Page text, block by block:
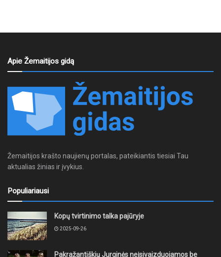
Apie Žemaitijos gidą
Žemaitijos krašto naujienų portalas, pateikiantis tiesiai Tau
aktualias žinias ir įvykius.
Populiariausi
Kopų tvirtinimo talka pajūryje
2025-09-26
Pakražantiškių Jurginės neįsivaizduojamos be